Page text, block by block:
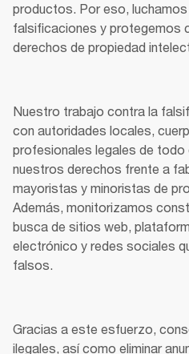
productos. Por eso,
falsificaciones y protegemos
derechos de propiedad
Nuestro trabajo contra la
con autoridades locales,
profesionales legales de todo
nuestros derechos frente a
mayoristas y minoristas de
Además, monitorizamos
busca de sitios web,
electrónico y redes sociales
falsos.
Gracias a este esfuerzo,
ilegales, así como eliminar